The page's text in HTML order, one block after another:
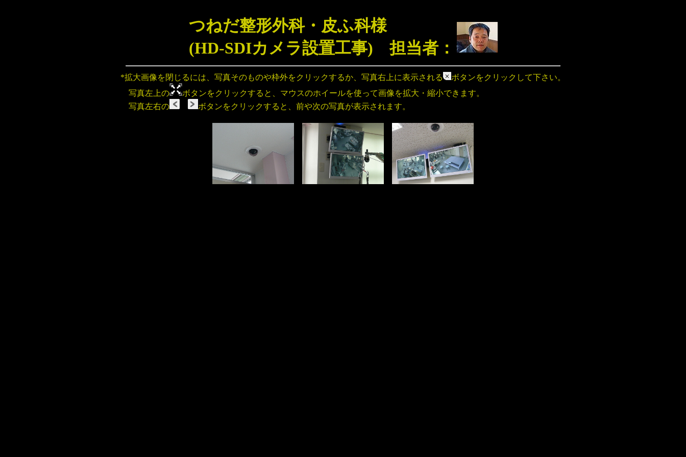
つねだ整形外科・皮ふ科様
(HD-SDIカメラ設置工事) 担当者：
*拡大画像を閉じるには、写真そのものや枠外をクリックするか、写真右上に表示される
ボタンをクリックして下さい。
写真左上の
ボタンをクリックすると、マウスのホイールを使って画像を拡大・縮小できます。
写真左右の
ボタンをクリックすると、前や次の写真が表示されます。